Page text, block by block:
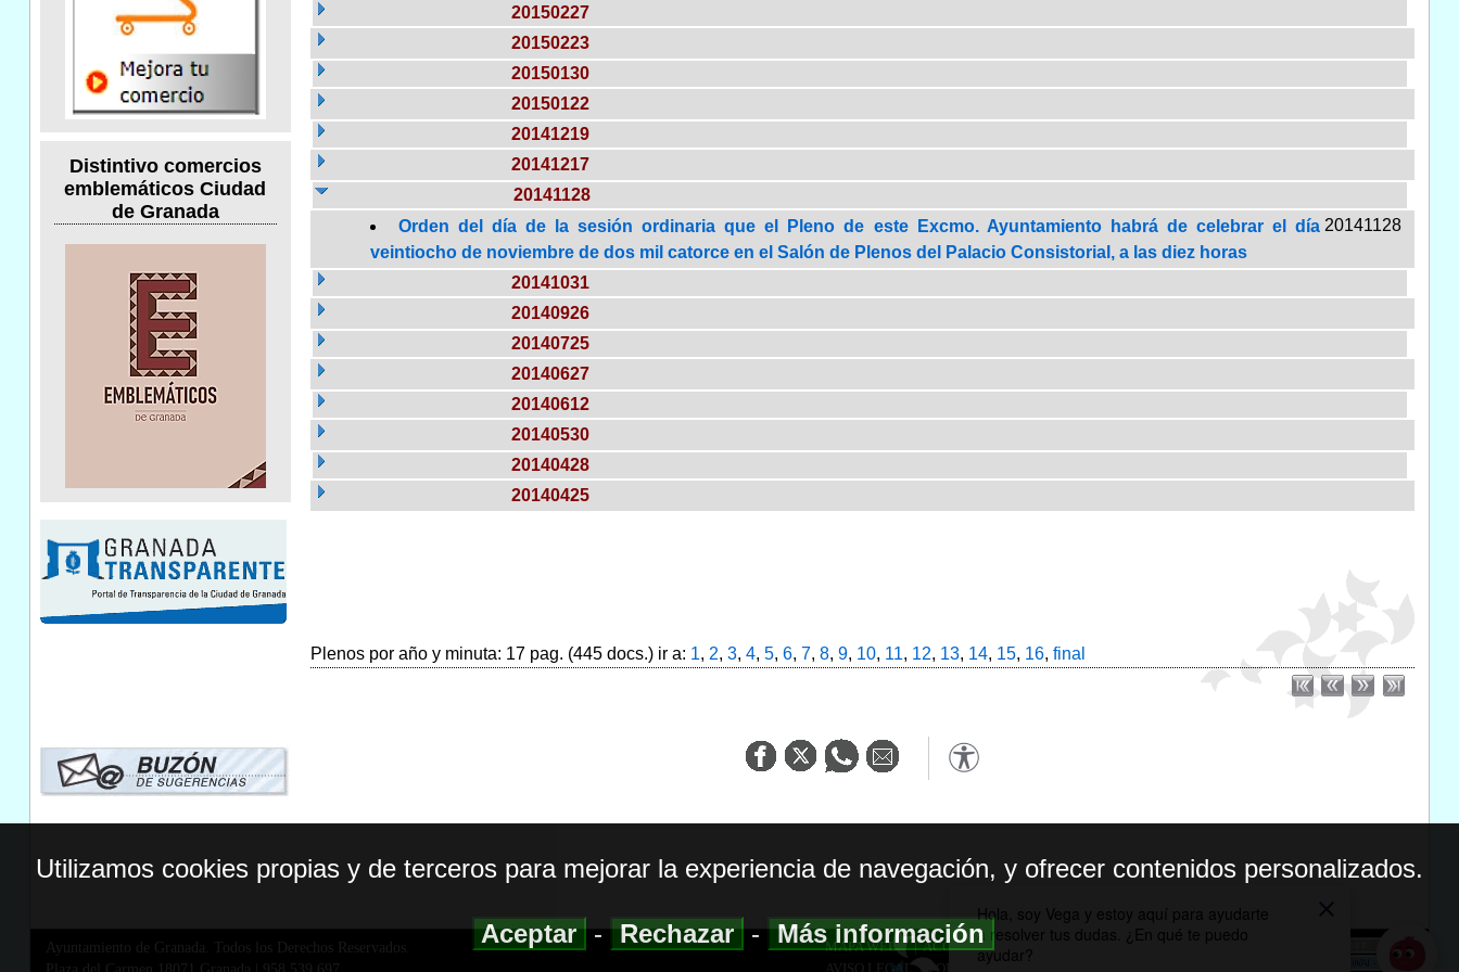
Distintivo comercios
emblemáticos Ciudad
de Granada
20150227
20150223
20150130
20150122
20141219
20141217
20141128
Orden del día de la sesión ordinaria que el Pleno de este Excmo. Ayuntamiento habrá de celebrar el día
veintiocho de noviembre de dos mil catorce en el Salón de Plenos del Palacio Consistorial, a las diez horas
20141128
20141031
20140926
20140725
20140627
20140612
20140530
20140428
20140425
Plenos por año y minuta: 17 pag. (445 docs.) ir a: 1, 2, 3, 4, 5, 6, 7, 8, 9, 10, 11, 12, 13, 14, 15, 16, final
Ayuntamiento de Granada. Todos los Derechos Reservados.
MAPA WEB|ACCESIBILIDAD
AVISO LEGAL| POLITICA DE PRIVACIDAD
Utilizamos cookies propias y de terceros para mejorar la experiencia de navegación, y ofrecer contenidos personalizados.
Aceptar-Rechazar-Más información